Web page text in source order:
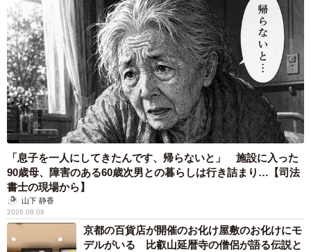
4/10
固まった毛玉を一つひとつ慎重に解いていきます／カノンアニマルレス
キューさん（@canon.animal.rescue）提供
以前の飼い主は「噛むからかわいくない」と、この犬を外
に出してしまったそう。しかし新田さんは、噛む行動は適
切なしつけがなかった中での精一杯の自己防衛だったので
「息子を一人にしてきたんです、帰らないと」 施設に入った
90歳母、障害のある60歳次男との暮らしは行き詰まり…【司法
書士の現場から】
山下 静香
2026.08.08
京都の百貨店が開催のお化け屋敷のお化けにモ
デルがいる 比叡山延暦寺の僧侶が語る伝説と